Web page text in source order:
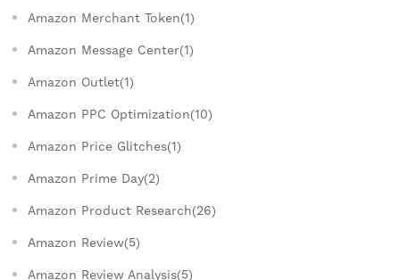
Amazon Merchant Token(1)
Amazon Message Center(1)
Amazon Outlet(1)
Amazon PPC Optimization(10)
Amazon Price Glitches(1)
Amazon Prime Day(2)
Amazon Product Research(26)
Amazon Review(5)
Amazon Review Analysis(5)